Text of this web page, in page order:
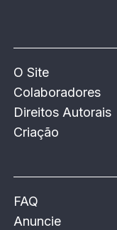
O Site
Colaboradores
Direitos Autorais
Criação
FAQ
Anuncie